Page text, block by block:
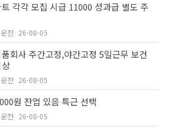
각각 모집 시급 11000 성과급 별도 주
전 26-08-05
회사 주간고정,야간고정 5일근무 보건
전 26-08-05
원 잔업 있음 특근 선택
전 26-08-05